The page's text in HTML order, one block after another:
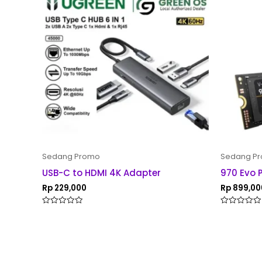
Sedang Promo
USB-C to HDMI 4K Adapter
Rp 229,000
Sedang
970 Evo
Rp